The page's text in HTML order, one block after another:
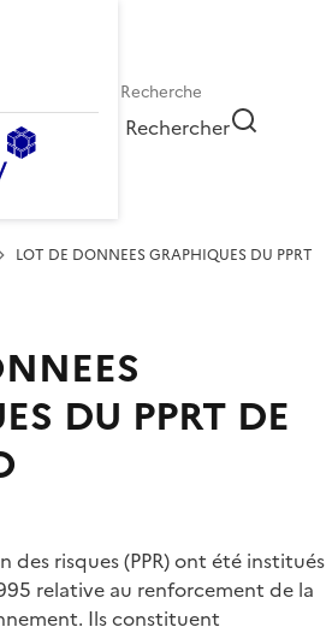
Rechercher
LOT DE DONNEES GRAPHIQUES DU PPRT
DU PPRT DE
des risques (PPR) ont été institués
relative au renforcement de la
Ils constituent